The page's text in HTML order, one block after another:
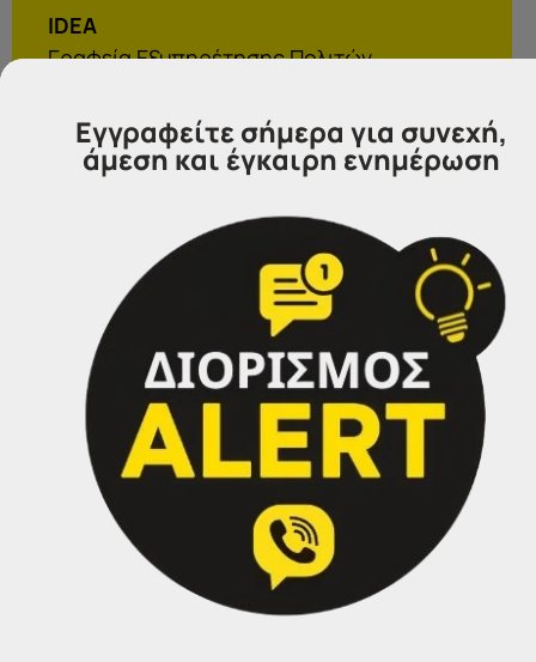
IDEA
Γραφεία Εξυπηρέτησης Πολιτών.
23213 02583
210 3000319
Θεσσαλονίκη:
2314 314202
Ιωάννινα:
26516 08616
Φόρμα επικοινωνίας
Εγγραφείτε σήμερα για συνεχή,
άμεση και έγκαιρη ενημέρωση